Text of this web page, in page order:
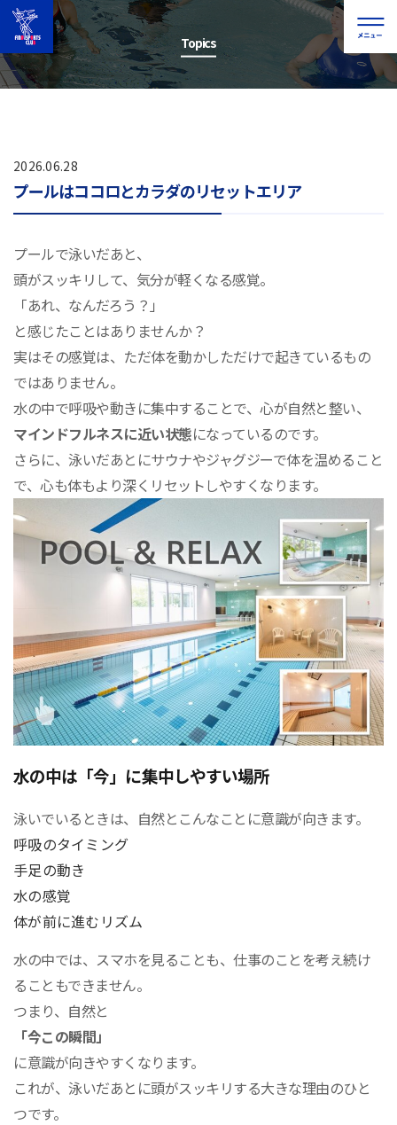
Topics
2026.06.28
プールはココロとカラダのリセットエリア
プールで泳いだあと、
頭がスッキリして、気分が軽くなる感覚。
「あれ、なんだろう？」
と感じたことはありませんか？
実はその感覚は、ただ体を動かしただけで起きているもの
ではありません。
水の中で呼吸や動きに集中することで、心が自然と整い、
マインドフルネスに近い状態になっているのです。
さらに、泳いだあとにサウナやジャグジーで体を温めること
で、心も体もより深くリセットしやすくなります。
水の中は「今」に集中しやすい場所
泳いでいるときは、自然とこんなことに意識が向きます。
呼吸のタイミング
手足の動き
水の感覚
体が前に進むリズム
水の中では、スマホを見ることも、仕事のことを考え続け
ることもできません。
つまり、自然と
「今この瞬間」
に意識が向きやすくなります。
これが、泳いだあとに頭がスッキリする大きな理由のひと
つです。